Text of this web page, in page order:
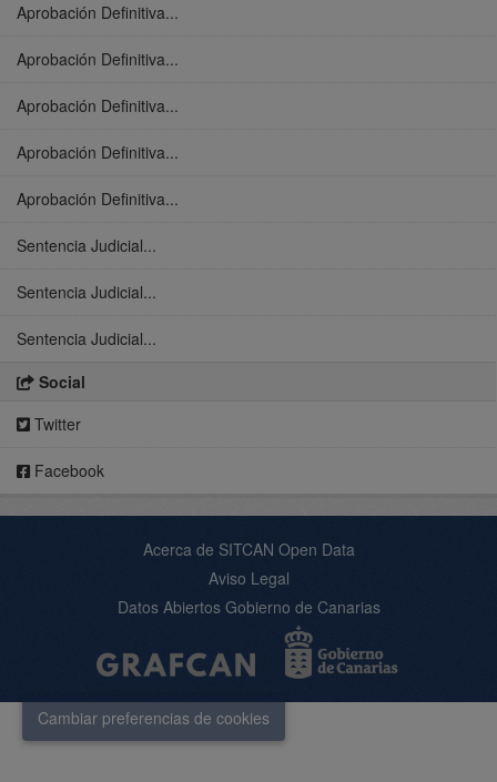
Cambiar preferencias de cookies
Aprobación Definitiva...
Aprobación Definitiva...
Aprobación Definitiva...
Aprobación Definitiva...
Aprobación Definitiva...
Sentencia Judicial...
Sentencia Judicial...
Sentencia Judicial...
Social
Twitter
Facebook
Acerca de SITCAN Open Data
Aviso Legal
Datos Abiertos Gobierno de Canarias